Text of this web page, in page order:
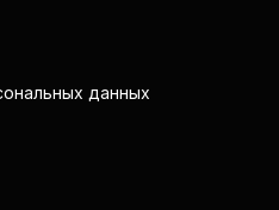
данных